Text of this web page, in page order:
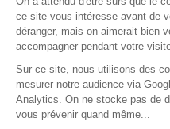
Copyright © 2026 - Tous
Qui sommes-nous ?